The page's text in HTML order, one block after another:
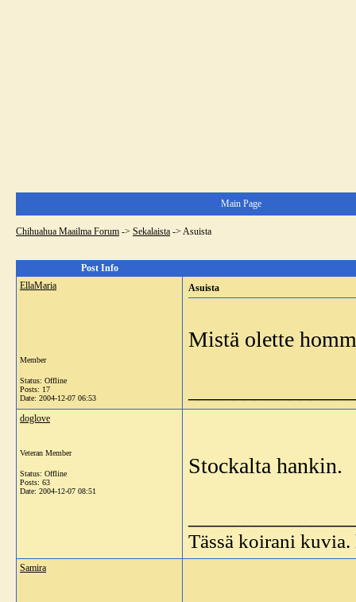
Main Page
Chihuahua Maailma Forum -> Sekalaista -> Asuista
Post Info
EllaMaria
Member
Status: Offline
Posts: 17
Date: 2004-12-07 06:53
Asuista
Mistä olette
doglove
Veteran Member
Status: Offline
Posts: 63
Date: 2004-12-07 08:51
Stockalta hankin.
Tässä koirani
Samira